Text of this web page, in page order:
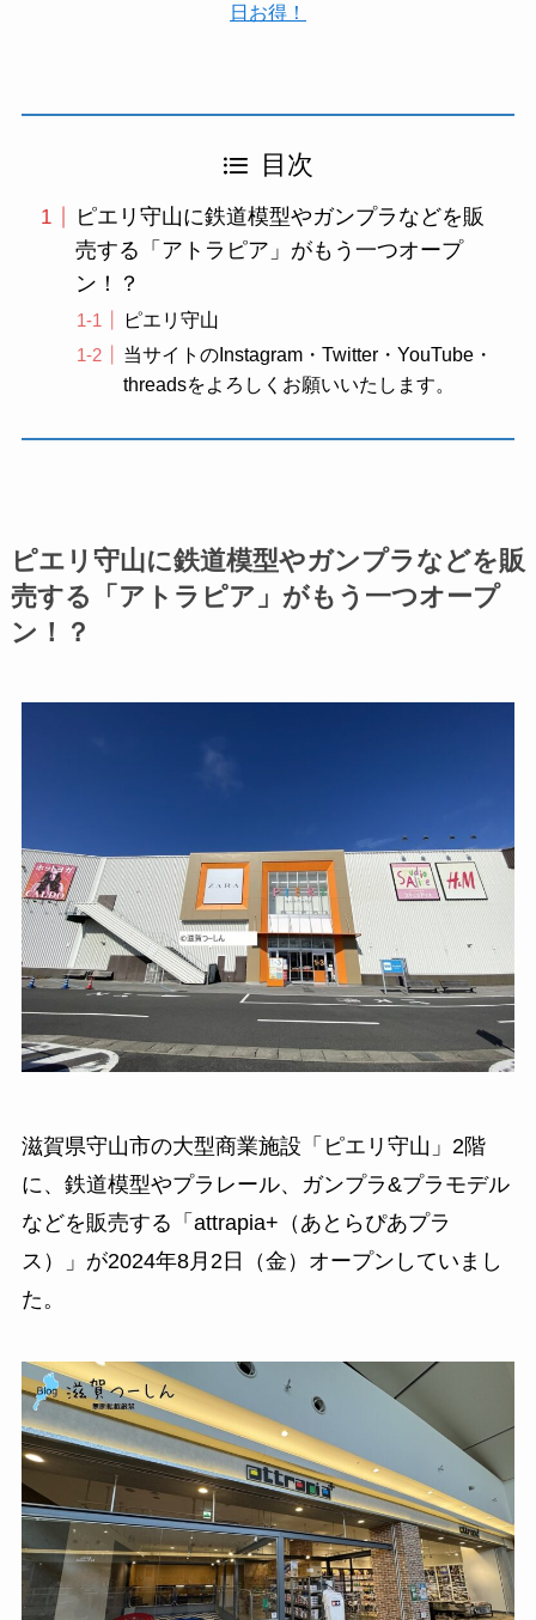
日お得！
目次
ピエリ守山に鉄道模型やガンプラなどを販
売する「アトラピア」がもう一つオープ
ン！？
ピエリ守山
当サイトのInstagram・Twitter・YouTube・
threadsをよろしくお願いいたします。
ピエリ守山に鉄道模型やガンプラなどを販
売する「アトラピア」がもう一つオープ
ン！？
滋賀県守山市の大型商業施設「ピエリ守山」2階
に、鉄道模型やプラレール、ガンプラ&プラモデル
などを販売する「attrapia+（あとらぴあプラ
ス）」が2024年8月2日（金）オープンしていまし
た。